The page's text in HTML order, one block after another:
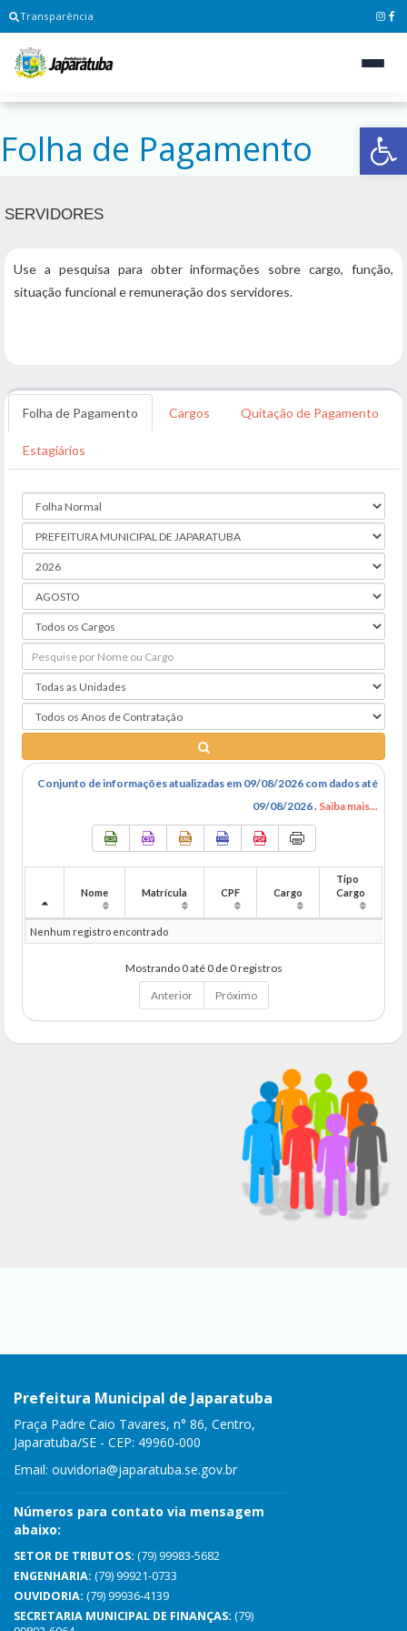
Transparência
Folha de Pagamento
Prefeitura Municipal de Japaratuba
Praça Padre Caio Tavares, n° 86, Centro,
Japaratuba/SE - CEP: 49960-000
Email: ouvidoria@japaratuba.se.gov.br
Números para contato via mensagem
abaixo:
SETOR DE TRIBUTOS: (79) 99983-5682
ENGENHARIA: (79) 99921-0733
OUVIDORIA: (79) 99936-4139
SECRETARIA MUNICIPAL DE FINANÇAS: (79)